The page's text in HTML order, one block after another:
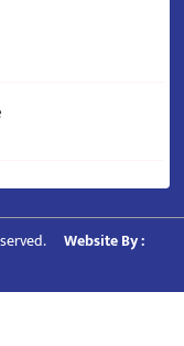
Website By :